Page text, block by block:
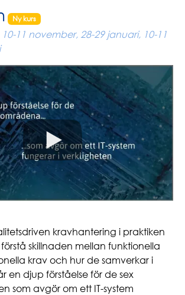
Ny kurs
11 november, 28-29 januari, 10-11
kravhantering i praktiken
skillnaden mellan funktionella
krav och hur de samverkar i
en djup förståelse för de sex
som avgör om ett IT-system